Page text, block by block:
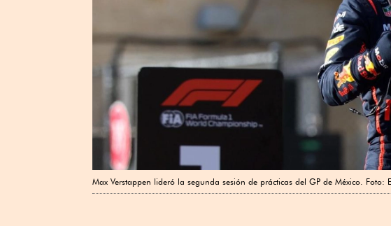
Max Verstappen lideró la segunda sesión de prácticas del GP de México. Foto: